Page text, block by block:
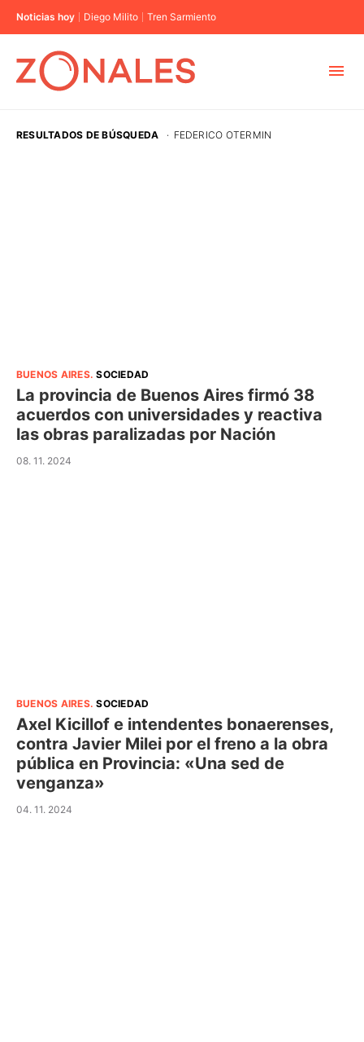
Noticias hoy Diego Milito Tren Sarmiento
RESULTADOS DE BÚSQUEDA · FEDERICO OTERMIN
BUENOS AIRES.SOCIEDAD
La provincia de Buenos Aires firmó 38
acuerdos con universidades y reactiva
las obras paralizadas por Nación
08. 11. 2024
BUENOS AIRES.SOCIEDAD
Axel Kicillof e intendentes bonaerenses,
contra Javier Milei por el freno a la obra
pública en Provincia: «Una sed de
venganza»
04. 11. 2024